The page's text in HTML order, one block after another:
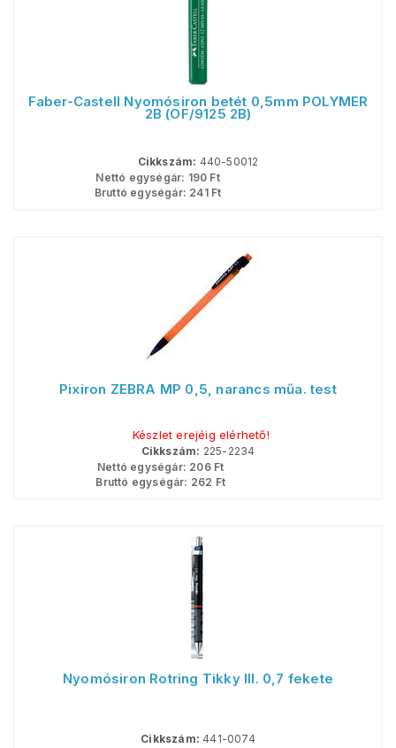
Faber-Castell Nyomósiron betét 0,5mm POLYMER
2B (OF/9125 2B)
Cikkszám: 440-50012
Nettó egységár: 190 Ft
Bruttó egységár: 241Ft
Pixiron ZEBRA MP 0,5, narancs műa. test
Készlet erejéig elérhető!
Cikkszám: 225-2234
Nettó egységár: 206Ft
Bruttó egységár: 262 Ft
Nyomósiron Rotring Tikky III. 0,7 fekete
Cikkszám: 441-0074